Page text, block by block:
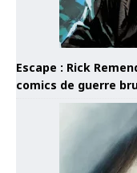
Escape : Rick
comics de guerre